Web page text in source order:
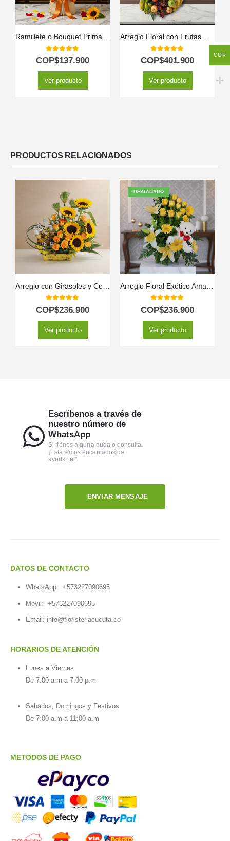
Ramillete o Bouquet Primavera
5.00out of 5
COP$137.900
Ver producto
Arreglo Floral con Frutas Eclipse
5.00out of 5
COP$401.900
Ver producto
PRODUCTOS RELACIONADOS
5.00out of 5
COP$236.900
Ver producto
DESTACADO
5.00out of 5
COP$236.900
Ver producto
Escríbenos a través de
nuestro número de
WhatsApp
Si tienes alguna duda o consulta.
¡Estaremos encantados de
ayudarte!"
ENVIAR MENSAJE
DATOS DE CONTACTO
WhatsApp: +573227090695
Móvil: +573227090695
Email: info@floristeriacucuta.co
HORARIOS DE ATENCIÓN
Lunes a Viernes
De 7:00 a.m a 7:00 p.m
Sabados, Domingos y Festivos
De 7:00 a.m a 11:00 a.m
METODOS DE PAGO
COP